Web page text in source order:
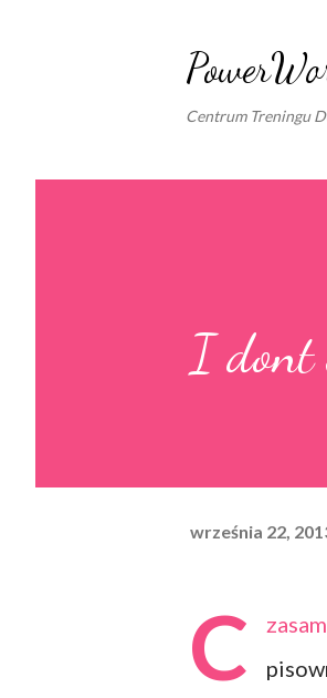
Centrum Treningu
I dont
września 22,
C